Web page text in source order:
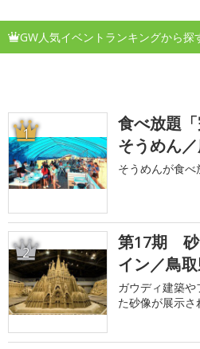
GW人気イベントランキングから探
1
食べ放題
そうめん
そうめんが食べ
2
第17期 砂
イン／鳥
ガウディ建築
た砂像が展示さ